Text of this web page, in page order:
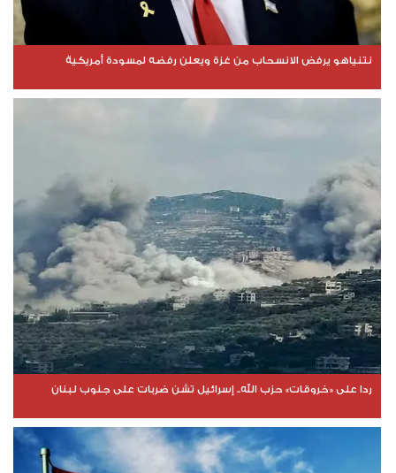
نتنياهو يرفض الانسحاب من غزة ويعلن رفضه لمسودة أمريكية
ردا على «خروقات» حزب الله.. إسرائيل تشن ضربات على جنوب لبنان